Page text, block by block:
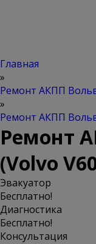
Главная
»
Ремонт АКПП
»
Ремонт АКПП
Ремонт
(Volvo
Эвакуатор
Бесплатно!
Диагностика
Бесплатно!
Консультация